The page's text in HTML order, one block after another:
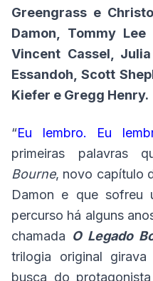
Greengrass e
Damon, Tommy
Vincent Cassel,
Essandoh, Scott
Kiefer e Gregg Henry.
“Eu lembro. Eu
primeiras palavras
Bourne, novo capítulo
Damon e que sofreu
percurso há alguns
chamada O Legado
trilogia original
busca do